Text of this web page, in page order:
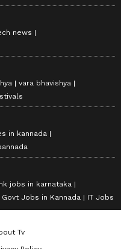
news
vara bhavishya
in kannada
jobs in karnataka
Jobs in Kannada IT Jobs
Tv